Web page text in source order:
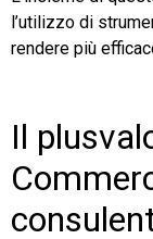
l’utilizzo di
rendere più
Il